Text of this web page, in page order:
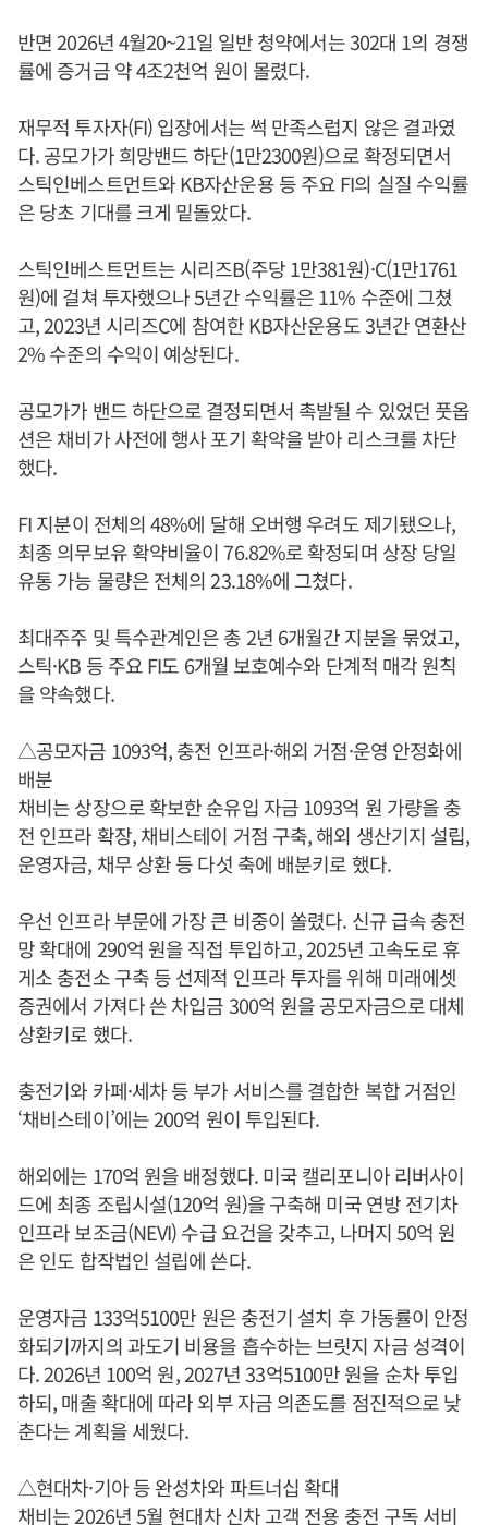
반면 2026년 4월20~21일 일반 청약에서는 302대 1의 경쟁
률에 증거금 약 4조2천억 원이 몰렸다.
재무적 투자자(FI) 입장에서는 썩 만족스럽지 않은 결과였
다. 공모가가 희망밴드 하단(1만2300원)으로 확정되면서
스틱인베스트먼트와 KB자산운용 등 주요 FI의 실질 수익률
은 당초 기대를 크게 밑돌았다.
스틱인베스트먼트는 시리즈B(주당 1만381원)·C(1만1761
원)에 걸쳐 투자했으나 5년간 수익률은 11% 수준에 그쳤
고, 2023년 시리즈C에 참여한 KB자산운용도 3년간 연환산
2% 수준의 수익이 예상된다.
공모가가 밴드 하단으로 결정되면서 촉발될 수 있었던 풋옵
션은 채비가 사전에 행사 포기 확약을 받아 리스크를 차단
했다.
FI 지분이 전체의 48%에 달해 오버행 우려도 제기됐으나,
최종 의무보유 확약비율이 76.82%로 확정되며 상장 당일
유통 가능 물량은 전체의 23.18%에 그쳤다.
최대주주 및 특수관계인은 총 2년 6개월간 지분을 묶었고,
스틱·KB 등 주요 FI도 6개월 보호예수와 단계적 매각 원칙
을 약속했다.
△공모자금 1093억, 충전 인프라·해외 거점·운영 안정화에
배분
채비는 상장으로 확보한 순유입 자금 1093억 원 가량을 충
전 인프라 확장, 채비스테이 거점 구축, 해외 생산기지 설립,
운영자금, 채무 상환 등 다섯 축에 배분키로 했다.
우선 인프라 부문에 가장 큰 비중이 쏠렸다. 신규 급속 충전
망 확대에 290억 원을 직접 투입하고, 2025년 고속도로 휴
게소 충전소 구축 등 선제적 인프라 투자를 위해 미래에셋
증권에서 가져다 쓴 차입금 300억 원을 공모자금으로 대체
상환키로 했다.
충전기와 카페·세차 등 부가 서비스를 결합한 복합 거점인
‘채비스테이’에는 200억 원이 투입된다.
해외에는 170억 원을 배정했다. 미국 캘리포니아 리버사이
드에 최종 조립시설(120억 원)을 구축해 미국 연방 전기차
인프라 보조금(NEVI) 수급 요건을 갖추고, 나머지 50억 원
은 인도 합작법인 설립에 쓴다.
운영자금 133억5100만 원은 충전기 설치 후 가동률이 안정
화되기까지의 과도기 비용을 흡수하는 브릿지 자금 성격이
다. 2026년 100억 원, 2027년 33억5100만 원을 순차 투입
하되, 매출 확대에 따라 외부 자금 의존도를 점진적으로 낮
춘다는 계획을 세웠다.
△현대차·기아 등 완성차와 파트너십 확대
채비는 2026년 5월 현대차 신차 고객 전용 충전 구독 서비